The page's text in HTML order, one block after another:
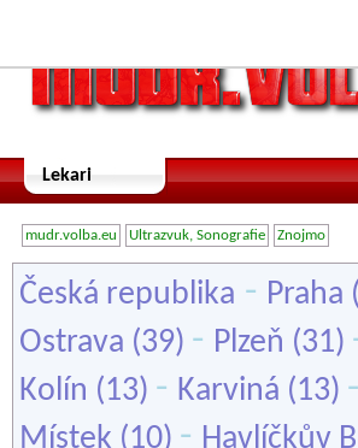
Lekari
mudr.volba.eu Ultrazvuk, Sonografie Znojmo
Česká republika - Praha
Ostrava (39) - Plzeň (31)
Kolín (13) - Karviná (13) -
Místek (10) - Havlíčkův